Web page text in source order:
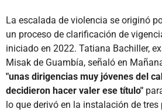
La escalada de violencia se originó
un proceso de clarificación de
iniciado en 2022. Tatiana Bachiller,
Misak de Guambía, señaló en
"unas dirigencias muy jóvenes del
decidieron hacer valer ese título"
lo que derivó en la instalación de